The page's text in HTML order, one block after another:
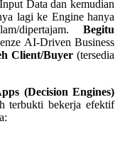
Data dan kemudian
lagi ke Engine hanya
dipertajam. Begitu
AI-Driven Business
Client/Buyer (tersedia
(Decision Engines)
terbukti bekerja efektif